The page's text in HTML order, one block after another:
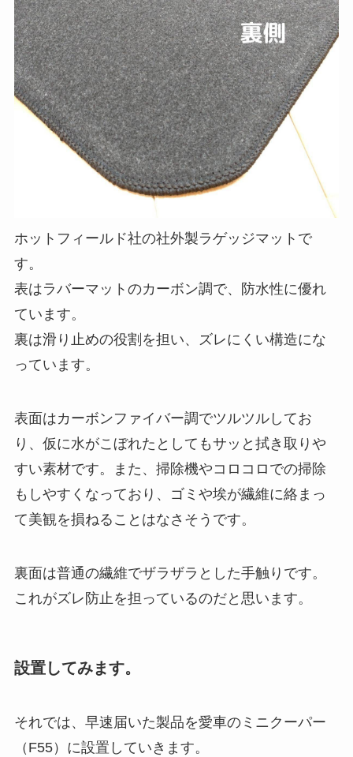
ホットフィールド社の社外製ラゲッジマットで
す。
表はラバーマットのカーボン調で、防水性に優れ
ています。
裏は滑り止めの役割を担い、ズレにくい構造にな
っています。
表面はカーボンファイバー調でツルツルしてお
り、仮に水がこぼれたとしてもサッと拭き取りや
すい素材です。また、掃除機やコロコロでの掃除
もしやすくなっており、ゴミや埃が繊維に絡まっ
て美観を損ねることはなさそうです。
裏面は普通の繊維でザラザラとした手触りです。
これがズレ防止を担っているのだと思います。
設置してみます。
それでは、早速届いた製品を愛車のミニクーパー
（F55）に設置していきます。